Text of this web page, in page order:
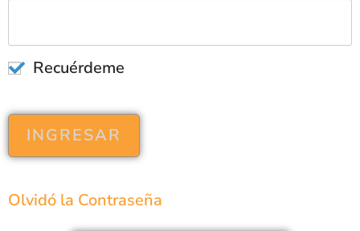
Recuérdeme
Olvidó la Contraseña